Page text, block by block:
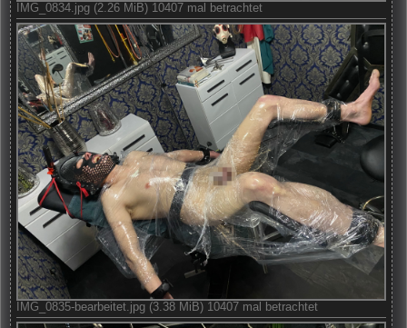
IMG_0834.jpg (2.26 MiB) 10407 mal betrachtet
IMG_0835-bearbeitet.jpg (3.38 MiB) 10407 mal betrachtet